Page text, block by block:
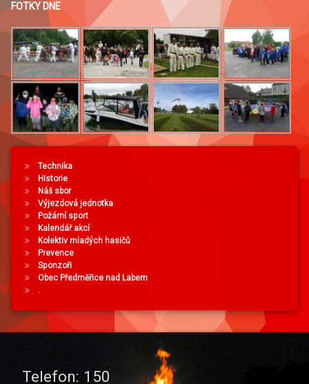
FOTKY DNE
Technika
Historie
Náš sbor
Výjezdová jednotka
Požární sport
Kalendář akcí
Kolektiv mladých hasičů
Prevence
Sponzoři
Obec Předměřice nad Labem
.
Telefon: 150